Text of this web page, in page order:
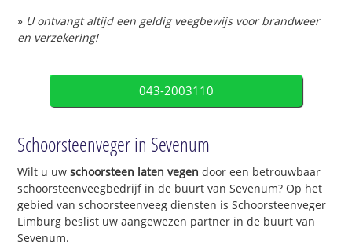
» U ontvangt altijd een geldig veegbewijs voor brandweer
en verzekering!
043-2003110
Schoorsteenveger in Sevenum
Wilt u uwschoorsteen laten vegen door een betrouwbaar
schoorsteenveegbedrijf in de buurt van Sevenum? Op het
gebied van schoorsteenveeg diensten is Schoorsteenveger
Limburg beslist uw aangewezen partner in de buurt van
Sevenum.